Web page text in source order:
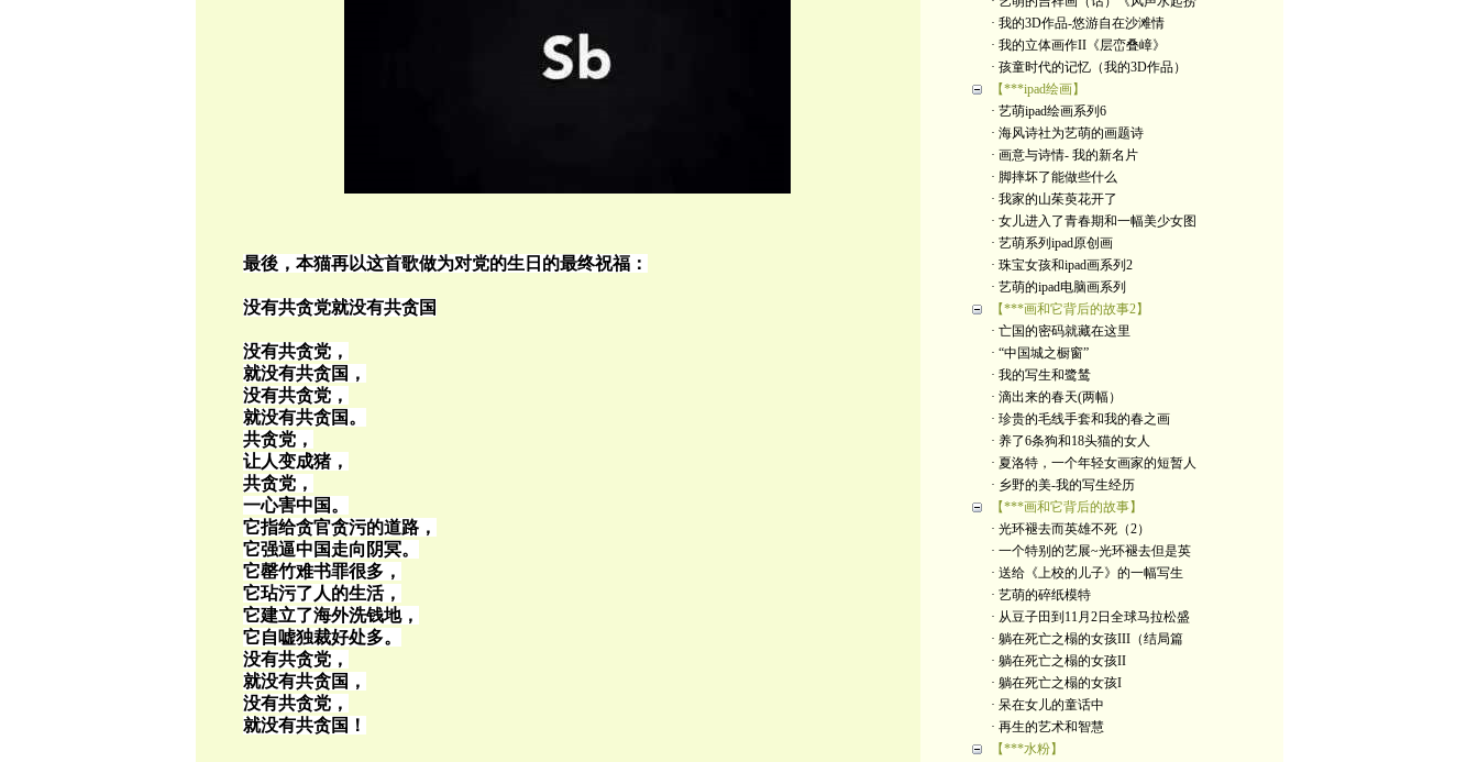
最後，本猫再以这首歌做为对党的生日的最终祝福：
没有共贪党就没有共贪国
没有共贪党，
就没有共贪国，
没有共贪党，
就没有共贪国。
共贪党，
让人变成猪，
共贪党，
一心害中国。
它指给贪官贪污的道路，
它强逼中国走向阴冥。
它罄竹难书罪很多，
它玷污了人的生活，
它建立了海外洗钱地，
它自嘘独裁好处多。
没有共贪党，
就没有共贪国，
没有共贪党，
就没有共贪国！
· 我的3D作品-悠游自在沙滩情
· 我的立体画作II《层峦叠嶂》
· 孩童时代的记忆（我的3D作品）
【***ipad绘画】
· 艺萌ipad绘画系列6
· 海风诗社为艺萌的画题诗
· 画意与诗情- 我的新名片
· 脚摔坏了能做些什么
· 我家的山茱萸花开了
· 女儿进入了青春期和一幅美少女图
· 艺萌系列ipad原创画
· 珠宝女孩和ipad画系列2
· 艺萌的ipad电脑画系列
【***画和它背后的故事2】
· 亡国的密码就藏在这里
· “中国城之橱窗”
· 我的写生和鹭鸶
· 滴出来的春天(两幅）
· 珍贵的毛线手套和我的春之画
· 养了6条狗和18头猫的女人
· 夏洛特，一个年轻女画家的短暂人
· 乡野的美-我的写生经历
【***画和它背后的故事】
· 光环褪去而英雄不死（2）
· 一个特别的艺展~光环褪去但是英
· 送给《上校的儿子》的一幅写生
· 艺萌的碎纸模特
· 从豆子田到11月2日全球马拉松盛
· 躺在死亡之榻的女孩III（结局篇
· 躺在死亡之榻的女孩II
· 躺在死亡之榻的女孩I
· 呆在女儿的童话中
· 再生的艺术和智慧
【***水粉】